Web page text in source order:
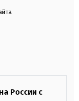
России с